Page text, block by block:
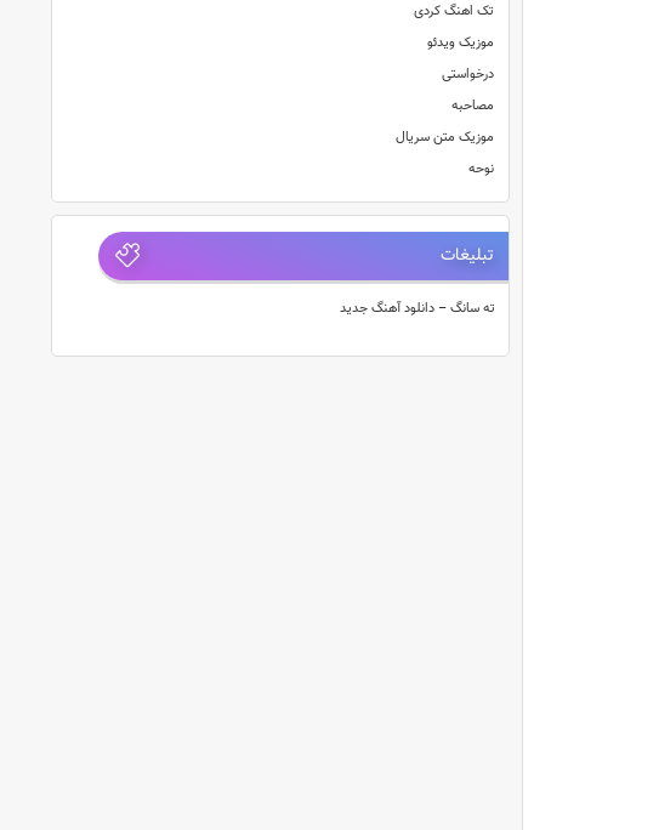
تک اهنگ کردی
موزیک ویدئو
درخواستی
مصاحبه
موزیک متن سریال
نوحه
تبلیغات
ته سانگ – دانلود آهنگ جدید